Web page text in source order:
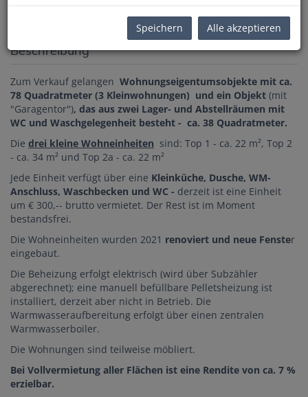
Beschreibung
Zum Verkauf gelangen Wohnungseigentumsobjekte mit ca.
78 Quadratmeter (3 Kleinwohnungen) und ein Objekt (mit
"Garagentor"), das aus zwei Lager- und Abstellräumen mit
WC und Waschgelegenheit besteht - ca. 38 Quadratmeter.
Die drei kleine Wohneinheiten sind: Top 1 - ca. 22 m², Top 2
- ca. 34 m² und Top 2a - ca. 22 m²
Jede Einheit verfügt über eine Kleinküche, Dusche, WM-
Anschluss, Waschbecken und WC - derzeit ist eine Einheit
um € 300,-- brutto vermietet. Der Rest ist im Moment
bestandsfrei.
Die Wohneinheiten wurden 2021 renoviert und neue Fenster
eingebaut.
Die Beheizung erfolgt elektrisch (wird über Subzähler
abgerechnet); eine manuell befüllbare Pelletsheizung ist
installiert, derzeit aber nicht in Betrieb. Die
Warmwasseraufbereitung erfolgt über einen zentralen
Warmwasserboiler.
Die Wohnungen sind teilweise möbliert.
Bei Vollvermietung aller Flächen ist eine Rendite von ca. 7 %
erzielbar.
Speichern Alle akzeptieren